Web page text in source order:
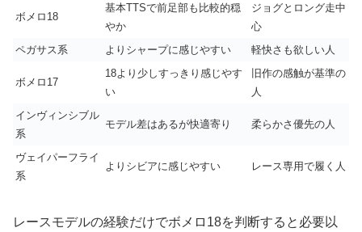
ボメロ18
基本TTSで前足部も比較的穏
やか
ジョグとロング走中
心
ペガサス系
よりシャープに感じやすい 軽快さも欲しい人
ボメロ17
18より少しすっきり感じやす
い
旧作の感触が基準の
人
インヴィンシブル
系
モデル差はあるが快適寄り 柔らかさ優先の人
ヴェイパーフライ
系
よりシビアに感じやすい レース専用で履く人
レースモデルの経験だけでボメロ18を判断すると必要以